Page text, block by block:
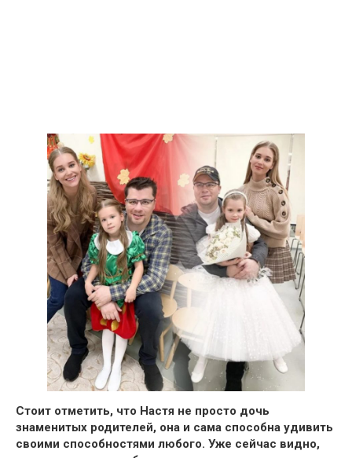
Стоит отметить, что Настя не просто дочь
знаменитых родителей, она и сама способна удивить
своими способностями любого. Уже сейчас видно,